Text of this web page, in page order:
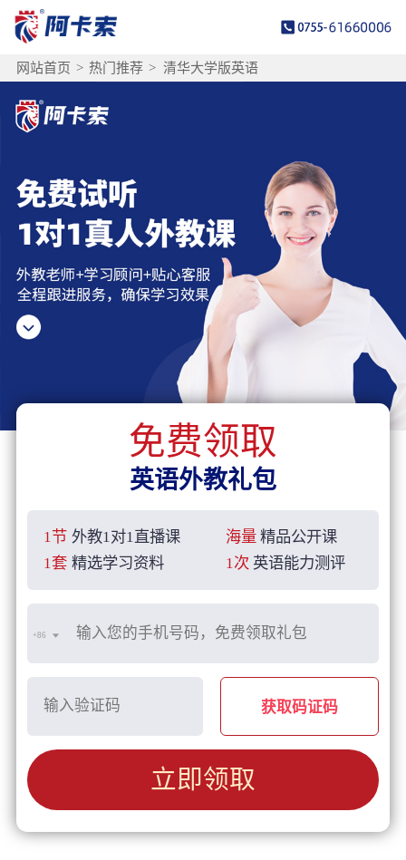
网站首页 > 热门推荐 > 清华大学版英语
免费领取
英语外教礼包
1节 外教1对1直播课 海量 精品公开课
1套 精选学习资料 1次 英语能力测评
+86
获取码证码
立即领取